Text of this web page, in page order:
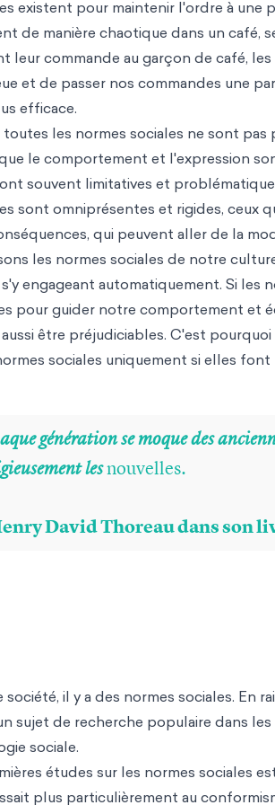
existent pour maintenir l'ordre à une
de manière chaotique dans un café,
leur commande au garçon de café,
et de passer nos commandes une
efficace.
les normes sociales ne sont pas
le comportement et l'expression
souvent limitatives et
sont omniprésentes et rigides, ceux
qui peuvent aller de la
les normes sociales de notre
engageant automatiquement. Si les
pour guider notre comportement et
être préjudiciables. C'est
sociales uniquement si elles
génération se moque des
lesnouvelles.
David Thoreau dans son
société, il y a des normes sociales. En
sujet de recherche populaire dans
sociale.
études sur les normes sociales
plus particulièrement au